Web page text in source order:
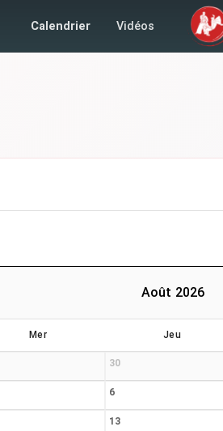
Calendrier Vidéos
Août 2026
Mer Jeu
30
6
13